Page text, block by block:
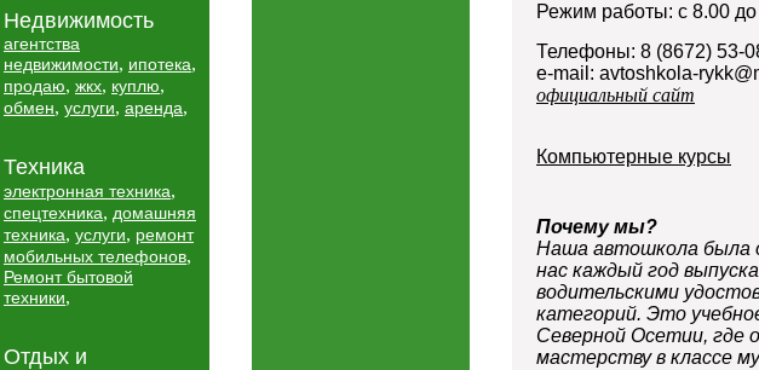
Недвижимость
агентства
недвижимости, ипотека,
продаю, жкх, куплю,
обмен, услуги, аренда,
Техника
электронная техника,
спецтехника, домашняя
техника, услуги, ремонт
мобильных телефонов,
Ремонт бытовой
техники,
Отдых и
Режим работы: с 8.00
Телефоны: 8 (8672) 53-
e-mail: avtoshkola-
официальный сайт
Компьютерные курсы
Почему мы?
Наша автошкола была
нас каждый год
водительскими
категорий. Это
Северной Осетии, где
мастерству в классе